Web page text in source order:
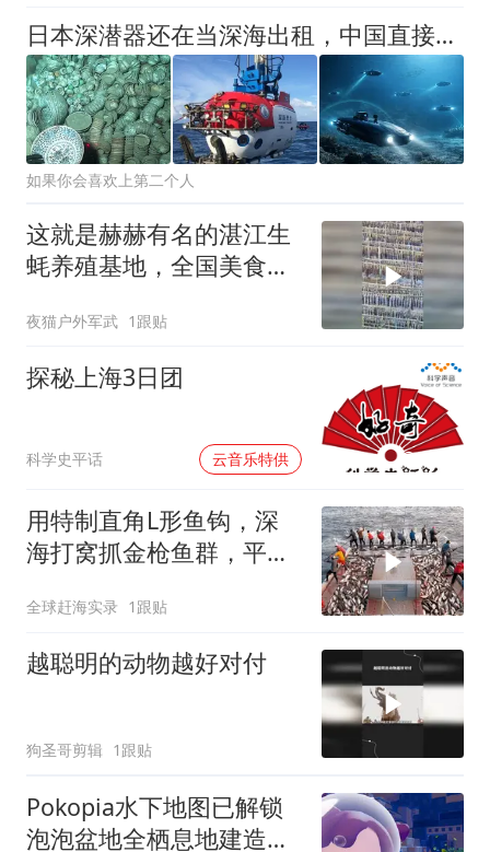
日本深潜器还在当深海出租，中国直接进化成水下航母，西方看傻了
如果你会喜欢上第二个人
这就是赫赫有名的湛江生
蚝养殖基地，全国美食的
夜猫户外军武 1跟贴
探秘上海3日团
科学史平话 云音乐特供 00:00
用特制直角L形鱼钩，深
海打窝抓金枪鱼群，平均
全球赶海实录 1跟贴
越聪明的动物越好对付
狗圣哥剪辑 1跟贴
Pokopia水下地图已解锁
泡泡盆地全栖息地建造清